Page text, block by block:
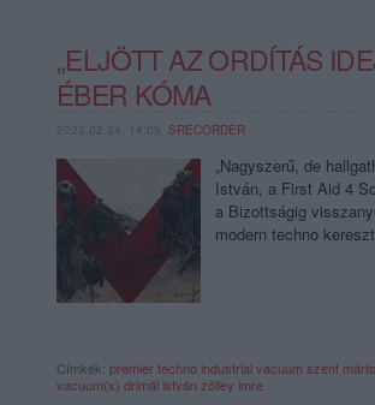
„ELJÖTT AZ ORDÍTÁS
ÉBER KÓMA
2023.02.24. 14:09, SRECORDER
„Nagyszerű, de
István, a First Aid 4
a Bizottságig
modern techno
Címkék: premiertechno industrialvacuum szent
vacuum(x) drimál istván zölley imre